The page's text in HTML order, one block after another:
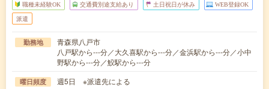
職種未経験OK 交通費別途支給あり 土日祝日が休み WEB登録OK
派遣
勤務地
青森県八戸市
八戸駅から---分／大久喜駅から---分／金浜駅から---分／小中
野駅から---分／鮫駅から---分
曜日頻度 週5日 ※派遣先による